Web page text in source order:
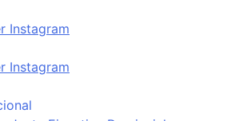
Instagram
Instagram